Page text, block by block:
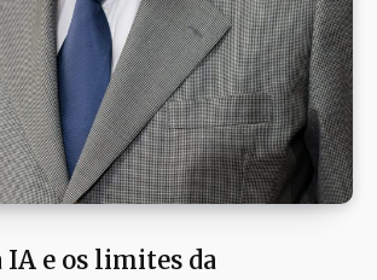
IA e os limites da